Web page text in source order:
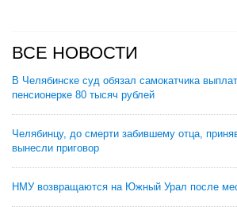
ВСЕ НОВОСТИ
В Челябинске суд обязал самокатчика
пенсионерке 80 тысяч рублей
Челябинцу, до смерти забившему отца,
вынесли приговор
НМУ возвращаются на Южный Урал после